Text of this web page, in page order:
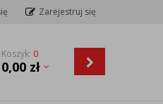
Zarejestruj się
Koszyk: 0
0,00 zł